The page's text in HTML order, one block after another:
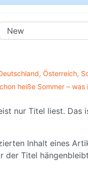
Österreich,
heiße Sommer – was
nur Titel liest. Das
Inhalt eines
der Titel